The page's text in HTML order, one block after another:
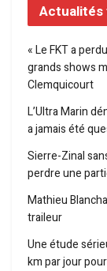
Actualités
« Le FKT a
grands shows
Clemquicourt
L’Ultra Marin
a jamais été
Sierre-Zinal
perdre une
Mathieu
traileur
Une étude
km par jour